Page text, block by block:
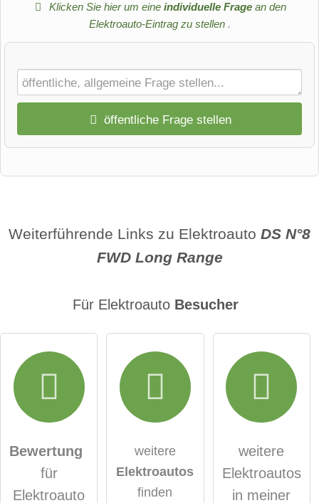
Klicken Sie hier um eineindividuelle Frage an den
Elektroauto-Eintrag zu stellen .
öffentliche Frage stellen
Name
Hiermit akzeptiere ich die
Datenschutzerklärunghabe ich zur Kenntnis
genommen.
öffentliche Frage stellen Abbrechen
Weiterführende Links zu Elektroauto DS N°8
FWD Long Range
Für Elektroauto Besucher
Bewertung
für
Elektroauto
weitere
Elektroautos
finden
weitere
Elektroautos
in meiner